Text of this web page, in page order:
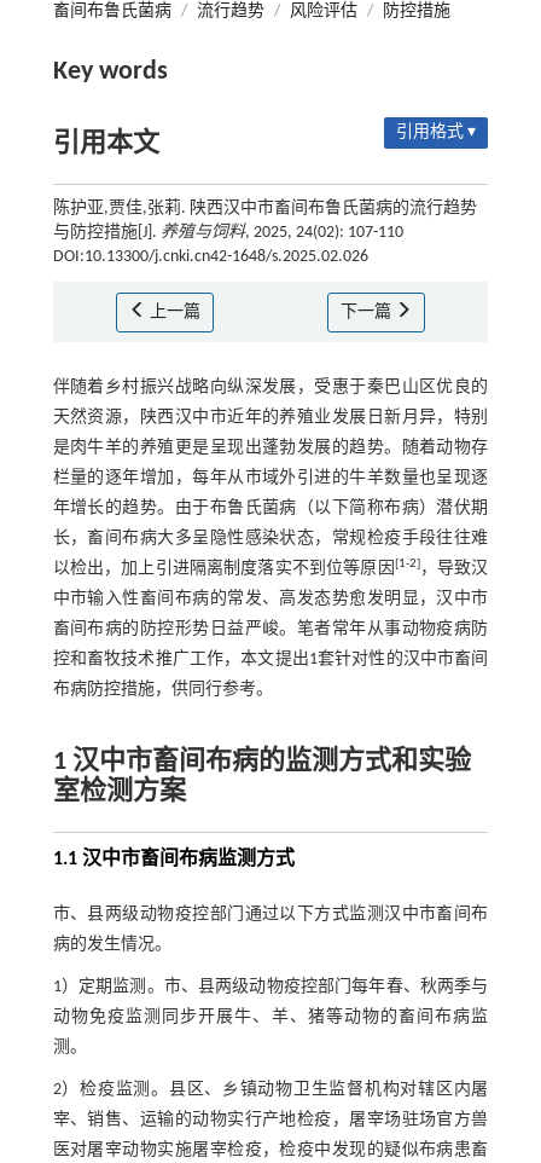
畜间布鲁氏菌病 / 流行趋势 / 风险评估 / 防控措施
Key words
引用本文 引用格式 ▾
陈护亚,贾佳,张莉. 陕西汉中市畜间布鲁氏菌病的流行趋势
与防控措施[J]. 养殖与饲料, 2025, 24(02): 107-110
DOI:10.13300/j.cnki.cn42-1648/s.2025.02.026
上一篇 下一篇
伴随着乡村振兴战略向纵深发展，受惠于秦巴山区优良的
天然资源，陕西汉中市近年的养殖业发展日新月异，特别
是肉牛羊的养殖更是呈现出蓬勃发展的趋势。随着动物存
栏量的逐年增加，每年从市域外引进的牛羊数量也呈现逐
年增长的趋势。由于布鲁氏菌病（以下简称布病）潜伏期
长，畜间布病大多呈隐性感染状态，常规检疫手段往往难
以检出，加上引进隔离制度落实不到位等原因 [1-2]，导致汉
中市输入性畜间布病的常发、高发态势愈发明显，汉中市
畜间布病的防控形势日益严峻。笔者常年从事动物疫病防
控和畜牧技术推广工作，本文提出1套针对性的汉中市畜间
布病防控措施，供同行参考。
1 汉中市畜间布病的监测方式和实验
室检测方案
1.1 汉中市畜间布病监测方式
市、县两级动物疫控部门通过以下方式监测汉中市畜间布
病的发生情况。
1）定期监测。市、县两级动物疫控部门每年春、秋两季与
动物免疫监测同步开展牛、羊、猪等动物的畜间布病监
测。
2）检疫监测。县区、乡镇动物卫生监督机构对辖区内屠
宰、销售、运输的动物实行产地检疫，屠宰场驻场官方兽
医对屠宰动物实施屠宰检疫，检疫中发现的疑似布病患畜